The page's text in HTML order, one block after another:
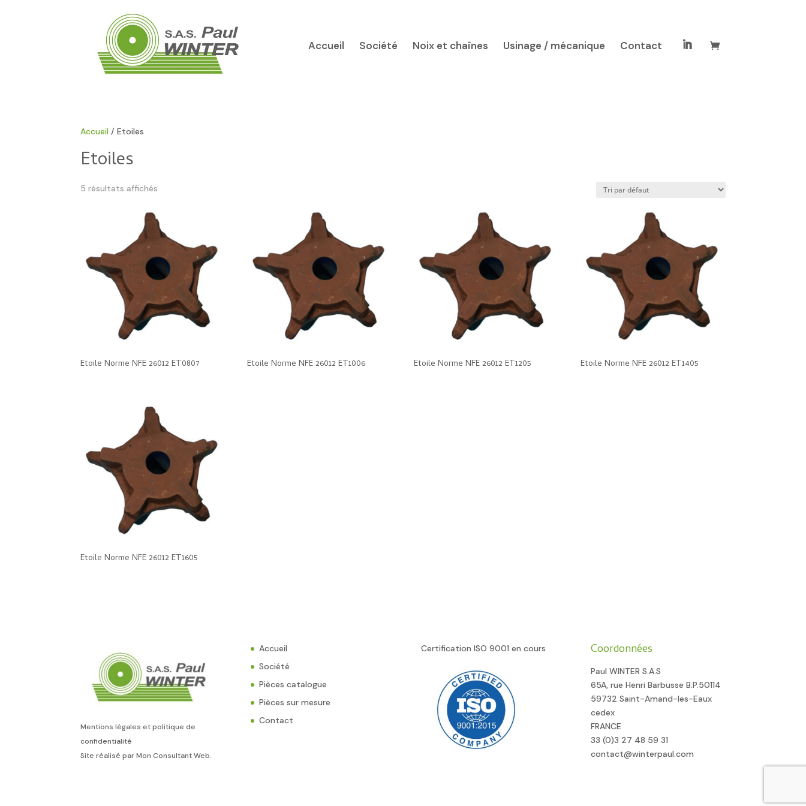
Accueil Société Noix et chaînes Usinage / mécanique Contact 
Accueil / Etoiles
Etoiles
5 résultats affichés
Etoile Norme NFE 26012 ET0807 Etoile Norme NFE 26012 ET1006 Etoile Norme NFE 26012 ET1205 Etoile Norme NFE 26012 ET1405
Etoile Norme NFE 26012 ET1605
Mentions légales et politique de
confidentialité
Site réalisé parMon Consultant Web.
Accueil
Société
Pièces catalogue
Pièces sur mesure
Contact
Certification ISO 9001 en cours Coordonnées
Paul WINTER S.A.S
65A, rue Henri Barbusse B.P.50114
59732 Saint-Amand-les-Eaux
cedex
FRANCE
33 (0)3 27 48 59 31
contact@winterpaul.com